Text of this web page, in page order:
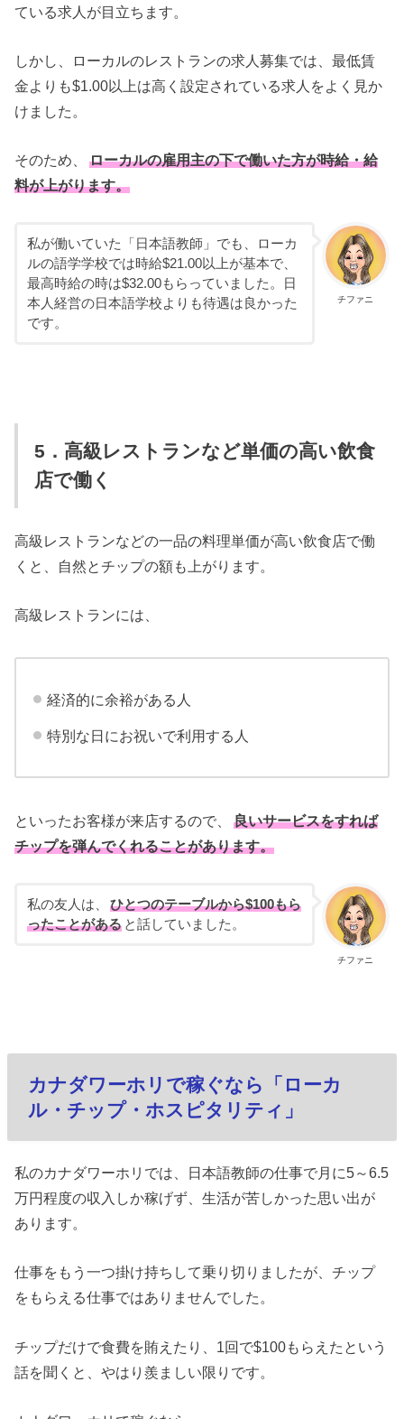
ている求人が目立ちます。
しかし、ローカルのレストランの求人募集では、最低賃
金よりも$1.00以上は高く設定されている求人をよく見か
けました。
そのため、
ローカルの雇用主の下で働いた方が時給・給
料が上がります。
チファニ
私が働いていた「日本語教師」でも、ローカ
ルの語学学校では時給$21.00以上が基本で、
最高時給の時は$32.00もらっていました。日
本人経営の日本語学校よりも待遇は良かった
です。
5．高級レストランなど単価の高い飲食
店で働く
高級レストランなどの一品の料理単価が高い飲食店で働
くと、自然とチップの額も上がります。
高級レストランには、
経済的に余裕がある人
特別な日にお祝いで利用する人
といったお客様が来店するので、
良いサービスをすれば
チップを弾んでくれることがあります。
チファニ
私の友人は、
ひとつのテーブルから$100もら
ったことがある と話していました。
カナダワーホリで稼ぐなら「ローカ
ル・チップ・ホスピタリティ」
私のカナダワーホリでは、日本語教師の仕事で月に5～6.5
万円程度の収入しか稼げず、生活が苦しかった思い出が
あります。
仕事をもう一つ掛け持ちして乗り切りましたが、チップ
をもらえる仕事ではありませんでした。
チップだけで食費を賄えたり、1回で$100もらえたという
話を聞くと、やはり羨ましい限りです。